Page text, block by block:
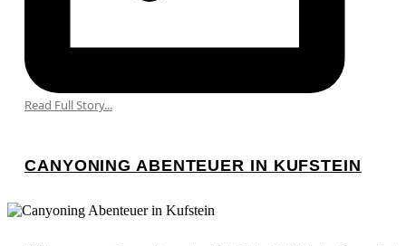
Read Full Story...
CANYONING ABENTEUER IN KUFSTEIN